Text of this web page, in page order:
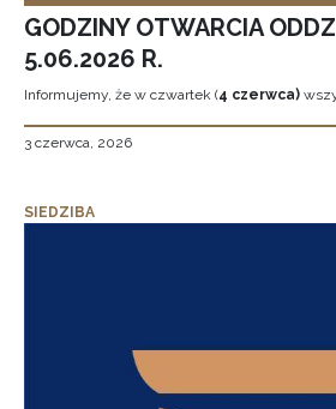
GODZINY OTWARCIA
5.06.2026 R.
Informujemy, że w czwartek (4 czerwca)
3 czerwca, 2026
SIEDZIBA